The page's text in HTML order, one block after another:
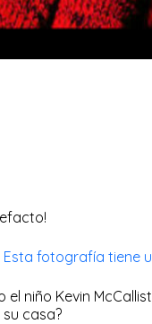
Esta fotografía tiene
el niño Kevin
casa?